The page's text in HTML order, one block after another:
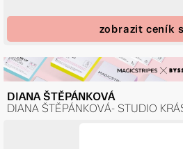
zobrazit ceník
DIANA ŠTĚPÁNKOVÁ
DIANA ŠTĚPÁNKOVÁ- STUDIO